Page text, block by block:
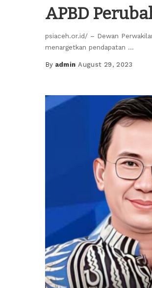
APBD
psiaceh.or.id/ – Dewan
menargetkan pendapatan ...
Posted
By admin August 29, 2023